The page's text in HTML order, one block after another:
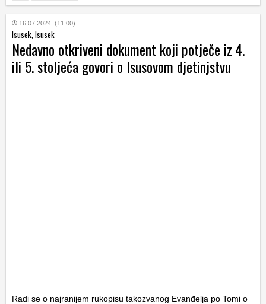
16.07.2024. (11:00)
Isusek, Isusek
Nedavno otkriveni dokument koji potječe iz 4.
ili 5. stoljeća govori o Isusovom djetinjstvu
Radi se o najranijem rukopisu takozvanog Evanđelja po Tomi o